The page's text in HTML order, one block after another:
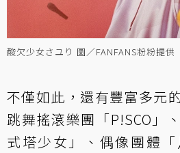
酸欠少女さユり 圖／FANFANS粉粉提供
不僅如此，還有豐富多元
跳舞搖滾樂團「P!SCO」
式塔少女」、偶像團體